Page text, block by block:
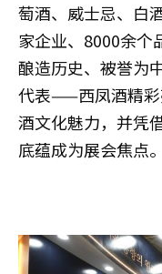
萄酒、威士忌、白
家企业、8000余个
酿造历史、被誉为
代表——西凤酒精彩
酒文化魅力，并凭
底蕴成为展会焦点。